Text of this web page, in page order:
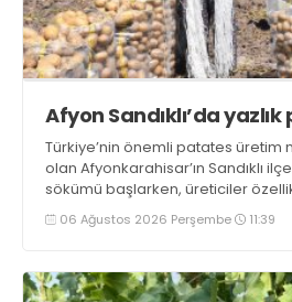
Afyon Sandıklı’da
Türkiye’nin önemli patates üretim
olan Afyonkarahisar’ın Sandıklı
sökümü başlarken, üreticiler
yaklaşık 2 ay olması ve rengi
Sandıklı patatesinin daha fazla
06 Ağustos 2026 Perşembe 11:39